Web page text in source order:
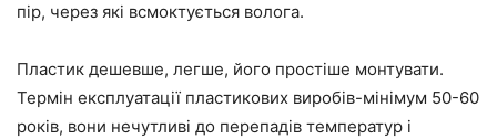
пір, через які всмоктується волога.
Пластик дешевше, легше, його простіше монтувати.
Термін експлуатації пластикових виробів-мінімум 50-60
років, вони нечутливі до перепадів температур і